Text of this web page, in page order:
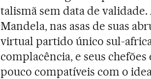
talismã sem data de
Mandela, nas asas de suas
virtual partido único sul-
complacência, e seus
pouco compatíveis com o